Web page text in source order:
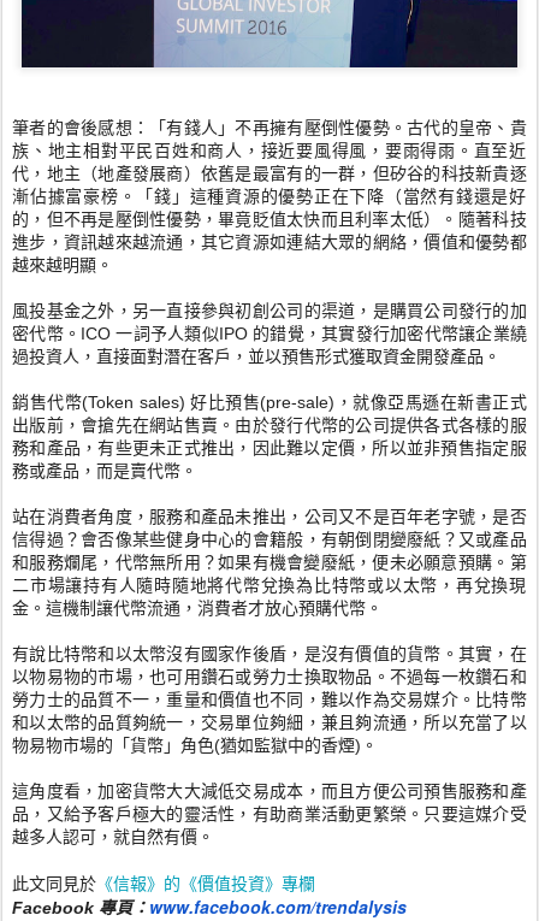
筆者的會後感想：「有錢人」不再擁有壓倒性優勢。古代的皇帝、 貴
族、地主相對平民百姓和商人，接近要風得風，要雨得雨。 直至近
代，地主（地產發展商）依舊是最富有的一群， 但矽谷的科技新貴逐
漸佔據富豪榜。「錢」 這種資源的優勢正在下降（當然有錢還是好
的， 但不再是壓倒性優勢，畢竟貶值太快而且利率太低）。 隨著科技
進步，資訊越來越流通，其它資源如連結大眾的網絡，價值和優勢都
越來越明顯。
風投基金之外，另一直接參與初創公司的渠道， 是購買公司發行的加
密代幣。ICO 一詞予人類似IPO 的錯覺，其實發行加密代幣讓企業繞
過投資人，直接面對潛在客戶， 並以預售形式獲取資金開發產品。
銷售代幣(Token sales) 好比預售(pre-sale)，就像亞馬遜在新書正式
出版前， 會搶先在網站售賣。由於發行代幣的公司提供各式各樣的服
務和產品 ，有些更未正式推出，因此難以定價， 所以並非預售指定服
務或產品，而是賣代幣。
站在消費者角度，服務和產品未推出，公司又不是百年老字號，是否
信得過？會否像某些健身中心的會籍般，有朝倒閉變廢紙？ 又或產品
和服務爛尾，代幣無所用？如果有機會變廢紙，便未必願意預購。 第
二市場讓持有人隨時隨地將代幣兌換為比特幣或以太幣， 再兌換現
金。這機制讓代幣流通，消費者才放心預購代幣。
有說比特幣和以太幣沒有國家作後盾，是沒有價值的貨幣。其實， 在
以物易物的市場，也可用鑽石或勞力士換取物品。 不過每一枚鑽石和
勞力士的品質不一，重量和價值也不同， 難以作為交易媒介。比特幣
和以太幣的品質夠統一，交易單位夠細， 兼且夠流通，所以充當了以
物易物市場的「貨幣」角色(猶如監獄中的香煙)。
這角度看，加密貨幣大大減低交易成本，而且方便公司預售服務和產
品，又給予客戶極大的靈活性，有助商業活動更繁榮。 只要這媒介受
越多人認可，就自然有價。
此文同見於 《信報》的《價值投資》專欄
Facebook 專頁： www.facebook.com/trendalysis